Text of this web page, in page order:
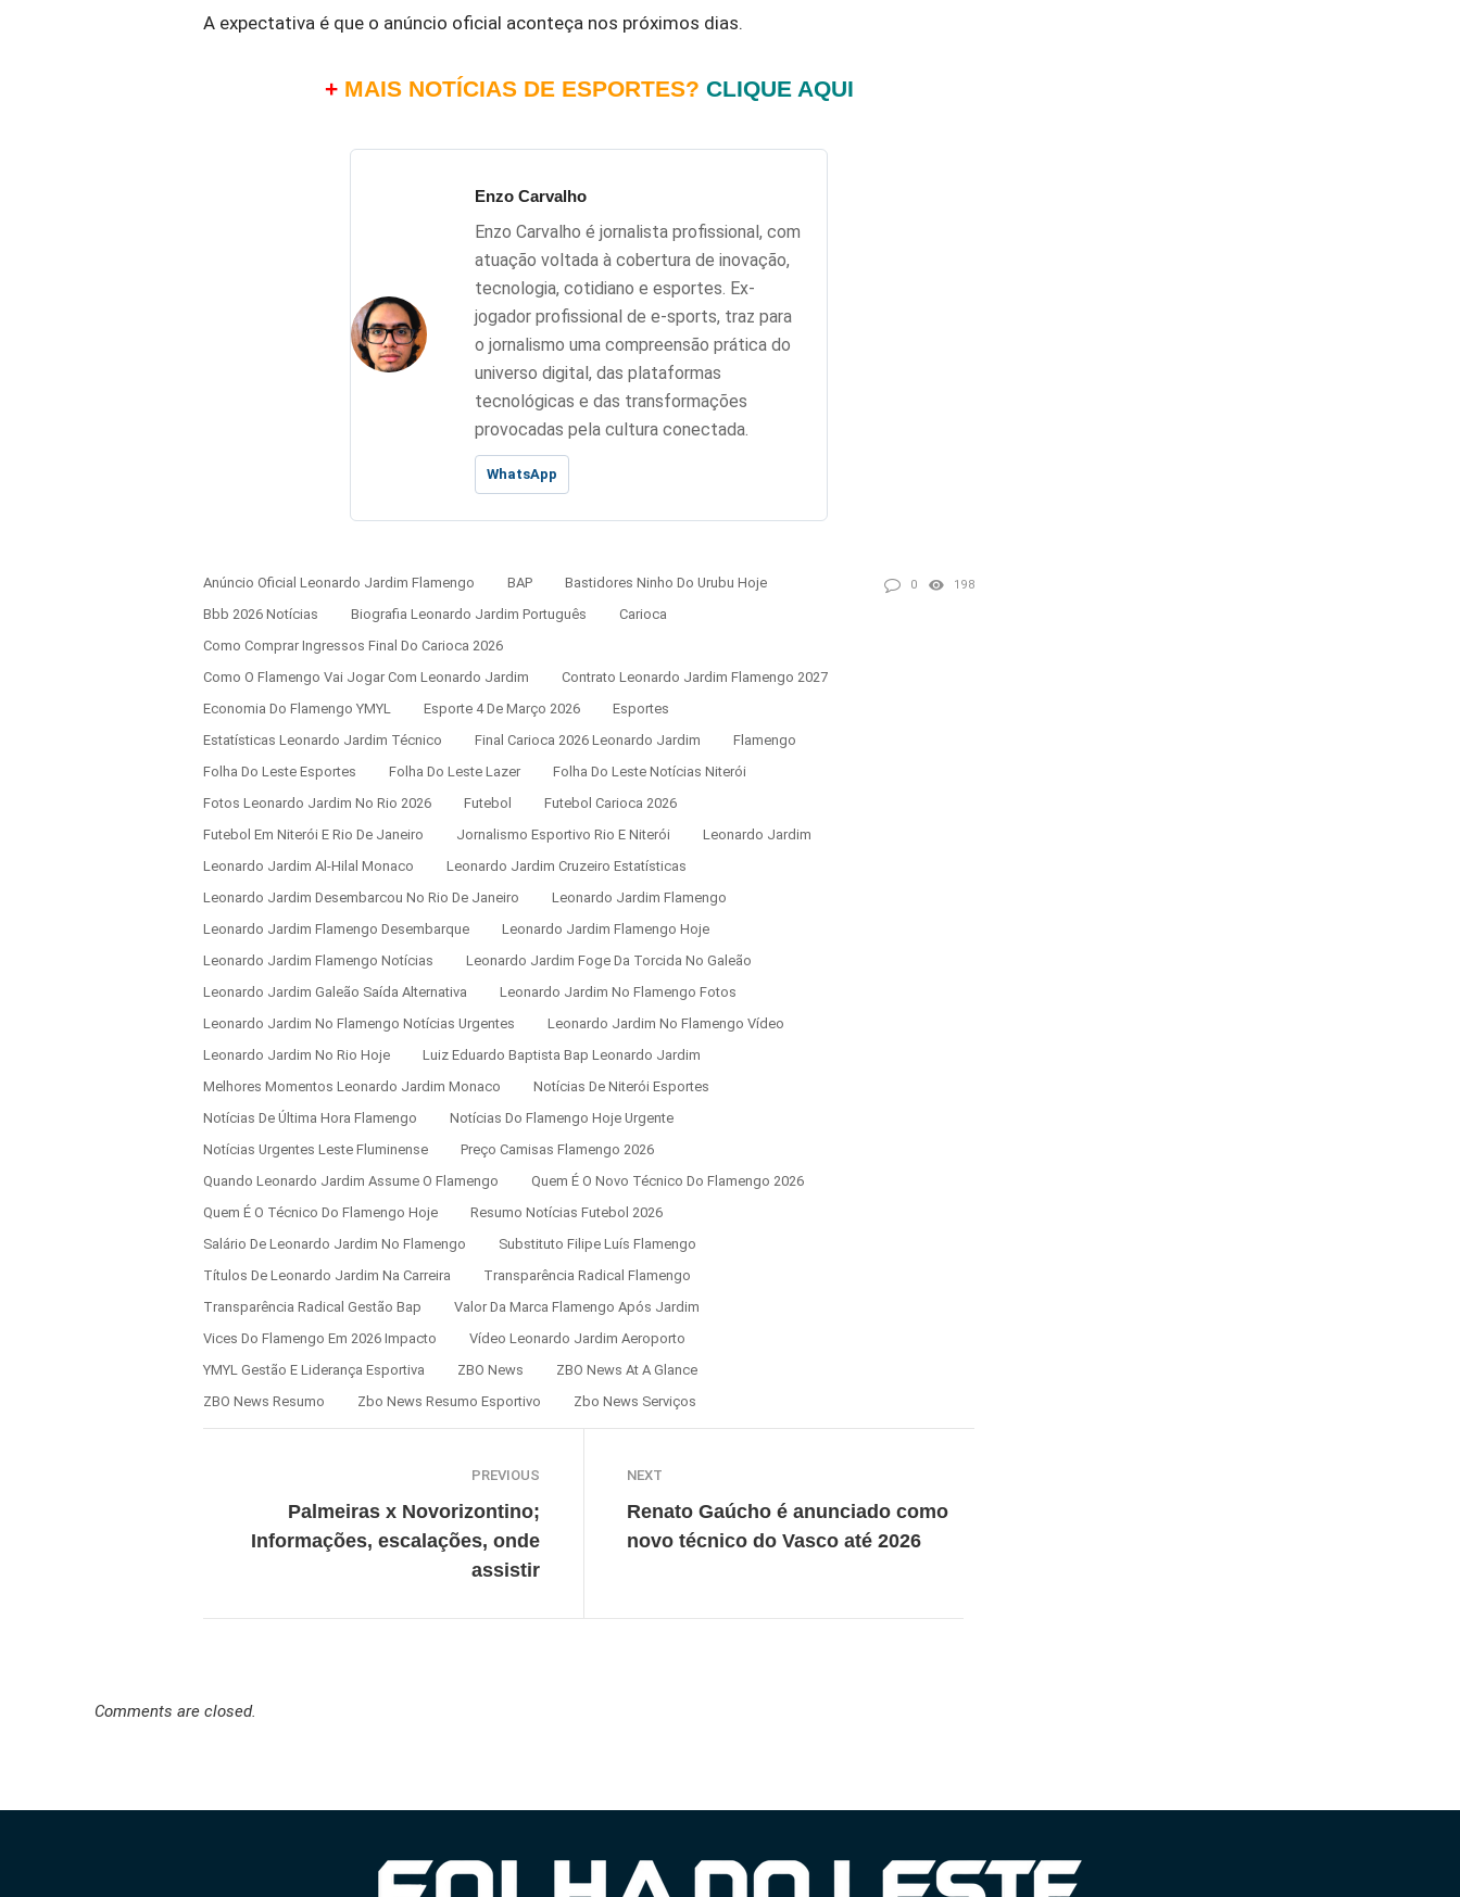
A expectativa é que o anúncio oficial aconteça nos próximos dias.
+ MAIS NOTÍCIAS DE ESPORTES? CLIQUE AQUI
Enzo Carvalho
Enzo Carvalho é jornalista profissional, com
atuação voltada à cobertura de inovação,
tecnologia, cotidiano e esportes. Ex-
jogador profissional de e-sports, traz para
o jornalismo uma compreensão prática do
universo digital, das plataformas
tecnológicas e das transformações
provocadas pela cultura conectada.
WhatsApp
Anúncio Oficial Leonardo Jardim Flamengo BAP
Bastidores Ninho Do Urubu Hoje
Bbb 2026 Notícias
Biografia Leonardo Jardim Português
Carioca
Como Comprar Ingressos Final Do Carioca 2026
Como O Flamengo Vai Jogar Com Leonardo Jardim
Contrato Leonardo Jardim Flamengo 2027
Economia Do Flamengo YMYL
Esporte 4 De Março 2026
Esportes
Estatísticas Leonardo Jardim Técnico
Final Carioca 2026 Leonardo Jardim
Flamengo
Folha Do Leste Esportes
Folha Do Leste Lazer
Folha Do Leste Notícias Niterói
Fotos Leonardo Jardim No Rio 2026
Futebol
Futebol Carioca 2026
Futebol Em Niterói E Rio De Janeiro
Jornalismo Esportivo Rio E Niterói
Leonardo Jardim
Leonardo Jardim Al-Hilal Monaco
Leonardo Jardim Cruzeiro Estatísticas
Leonardo Jardim Desembarcou No Rio De Janeiro
Leonardo Jardim Flamengo
Leonardo Jardim Flamengo Desembarque
Leonardo Jardim Flamengo Hoje
Leonardo Jardim Flamengo Notícias
Leonardo Jardim Foge Da Torcida No Galeão
Leonardo Jardim Galeão Saída Alternativa
Leonardo Jardim No Flamengo Fotos
Leonardo Jardim No Flamengo Notícias Urgentes
Leonardo Jardim No Flamengo Vídeo
Leonardo Jardim No Rio Hoje
Luiz Eduardo Baptista Bap Leonardo Jardim
Melhores Momentos Leonardo Jardim Monaco
Notícias De Niterói Esportes
Notícias De Última Hora Flamengo
Notícias Do Flamengo Hoje Urgente
Notícias Urgentes Leste Fluminense
Preço Camisas Flamengo 2026
Quando Leonardo Jardim Assume O Flamengo
Quem É O Novo Técnico Do Flamengo 2026
Quem É O Técnico Do Flamengo Hoje
Resumo Notícias Futebol 2026
Salário De Leonardo Jardim No Flamengo
Substituto Filipe Luís Flamengo
Títulos De Leonardo Jardim Na Carreira
Transparência Radical Flamengo
Transparência Radical Gestão Bap
Valor Da Marca Flamengo Após Jardim
Vices Do Flamengo Em 2026 Impacto
Vídeo Leonardo Jardim Aeroporto
YMYL Gestão E Liderança Esportiva
ZBO News
ZBO News At A Glance
ZBO News Resumo
Zbo News Resumo Esportivo Zbo News Serviços
0 198
PREVIOUS
Palmeiras x Novorizontino;
Informações, escalações, onde
assistir
NEXT
Renato Gaúcho é anunciado como
novo técnico do Vasco até 2026
Comments are closed.